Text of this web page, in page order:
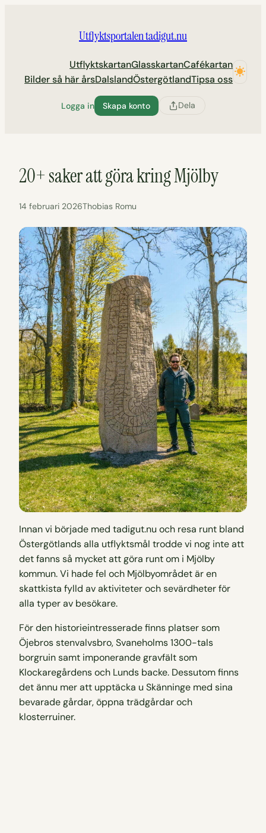
Utflyktsportalen tadigut.nu
UtflyktskartanGlasskartanCafékartan
Bilder så här årsDalslandÖstergötlandTipsa oss
Logga in Skapa konto Dela
20+ saker att göra kring Mjölby
14 februari 2026Thobias Romu
Innan vi började med tadigut.nu och resa runt bland
Östergötlands alla utflyktsmål trodde vi nog inte att
det fanns så mycket att göra runt om i Mjölby
kommun. Vi hade fel och Mjölbyområdet är en
skattkista fylld av aktiviteter och sevärdheter för
alla typer av besökare.
För den historieintresserade finns platser som
Öjebros stenvalvsbro, Svaneholms 1300-tals
borgruin samt imponerande gravfält som
Klockaregårdens och Lunds backe. Dessutom finns
det ännu mer att upptäcka u Skänninge med sina
bevarade gårdar, öppna trädgårdar och
klosterruiner.